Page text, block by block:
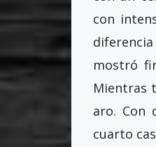
con
mostró
Mientras
aro. Con
cuarto